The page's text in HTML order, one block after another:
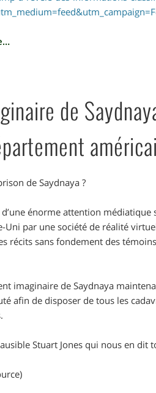
de
de Saydnaya ?
énorme attention médiatique
Uni par une société de réalité
récits sans fondement des
imaginaire de Saydnaya
afin de disposer de tous les
Stuart Jones qui nous en dit